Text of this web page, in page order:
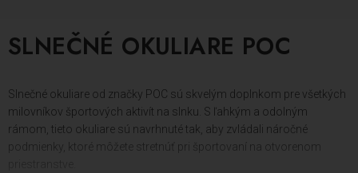
SLNEČNÉ OKULIARE POC
Slnečné okuliare od značky POC sú skvelým doplnkom pre všetkých
milovníkov športových aktivít na slnku. S ľahkým a odolným
rámom, tieto okuliare sú navrhnuté tak, aby zvládali náročné
podmienky, ktoré môžete stretnúť pri športovaní na otvorenom